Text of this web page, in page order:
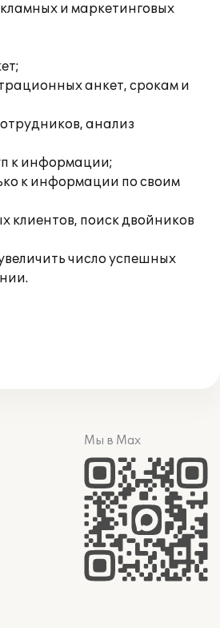
и маркетинговых
анкет, срокам и
анализ
к информации;
к информации по своим
клиентов, поиск двойников
число успешных
Мы в Max